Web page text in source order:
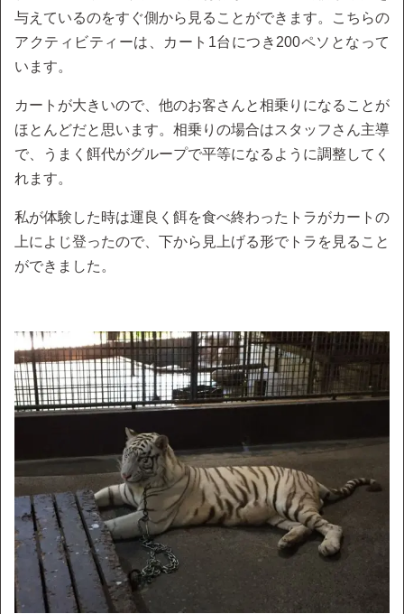
与えているのをすぐ側から見ることができます。こちらの
アクティビティーは、カート1台につき200ペソとなって
います。
カートが大きいので、他のお客さんと相乗りになることが
ほとんどだと思います。相乗りの場合はスタッフさん主導
で、うまく餌代がグループで平等になるように調整してく
れます。
私が体験した時は運良く餌を食べ終わったトラがカートの
上によじ登ったので、下から見上げる形でトラを見ること
ができました。